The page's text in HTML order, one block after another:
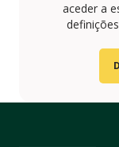
aceder a